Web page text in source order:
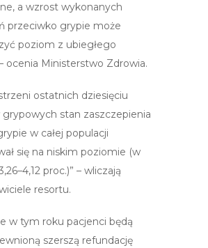
a wzrost wykonanych
przeciwko grypie może
poziom z ubiegłego
ocenia Ministerstwo Zdrowia.
ostatnich dziesięciu
stan zaszczepienia
w całej populacji
się na niskim poziomie (w
proc.)” – wliczają
resortu.
w tym roku pacjenci będą
szerszą refundację